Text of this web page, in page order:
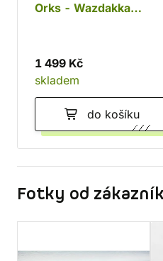
Orks - Wazdakka
1 499 Kč
skladem
do košíku
Fotky od